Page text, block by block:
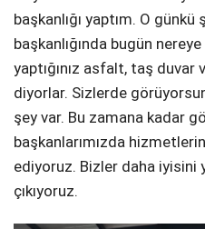
başkanlığı yaptım. O
başkanlığında bugün
yaptığınız asfalt, taş duvar
diyorlar. Sizlerde
şey var. Bu zamana kadar
başkanlarımızda
ediyoruz. Bizler daha iyisini
çıkıyoruz.